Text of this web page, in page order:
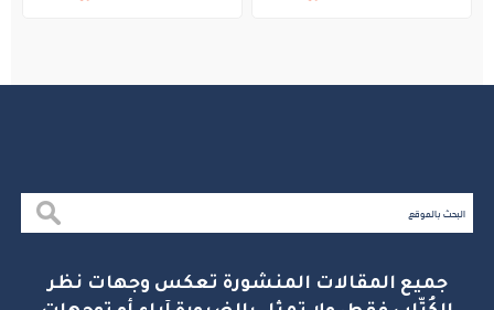
جميع المقالات المنشورة تعكس وجهات نظر